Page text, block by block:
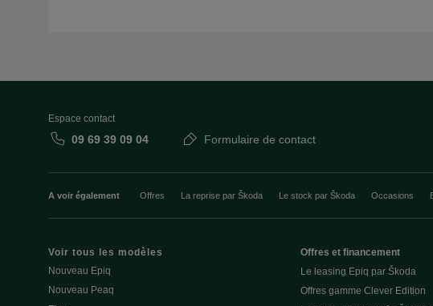
Espace contact
09 69 39 09 04 Formulaire de contact
A voir également Offres La reprise par Škoda Le stock par Škoda Occasions
Voir tous les modèles
Nouveau Epiq
Nouveau Peaq
Offres et financement
Le leasing Epiq par Škoda
Offres gamme Clever Edition